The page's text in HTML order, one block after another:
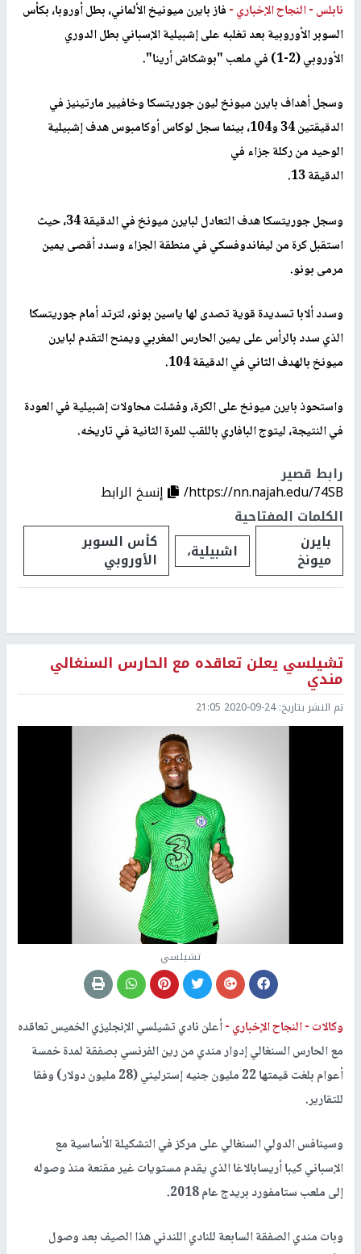
نابلس -النجاح الإخباري -فاز بايرن ميونيخ الألماني، بطل أوروبا، بكأس
السوبر الأوروبية بعد تغلبه على إشبيلية الإسباني بطل الدوري
الأوروبي (2-1) في ملعب "بوشكاش أرينا".
وسجل أهداف بايرن ميونخ ليون جوريتسكا وخافيير مارتينيز في
الدقيقتين 34 و104، بينما سجل لوكاس أوكامبوس هدف إشبيلية
الوحيد من ركلة جزاء في
الدقيقة 13.
وسجل جوريتسكا هدف التعادل لبايرن ميونخ في الدقيقة 34، حيث
استقبل كرة من ليفاندوفسكي في منطقة الجزاء وسدد أقصى يمين
مرمى بونو.
وسدد ألابا تسديدة قوية تصدى لها ياسين بونو، لترتد أمام جوريتسكا
الذي سدد بالرأس على يمين الحارس المغربي ويمنح التقدم لبايرن
ميونخ بالهدف الثاني في الدقيقة 104.
واستحوذ بايرن ميونخ على الكرة، وفشلت محاولات إشبيلية في العودة
في النتيجة، ليتوج البافاري باللقب للمرة الثانية في تاريخه.
رابط قصير
https://nn.najah.edu/74SB/
إنسخ الرابط
الكلمات المفتاحية
بايرن
ميونخ اشبيلية، كأس السوبر
الأوروبي
تشيلسي يعلن تعاقده مع الحارس السنغالي
مندي
تم النشر بتاريخ:2020-09-24 21:05
تشيلسي
وكالات -النجاح الإخباري -أعلن نادي تشيلسي الإنجليزي الخميس تعاقده
مع الحارس السنغالي إدوار مندي من رين الفرنسي بصفقة لمدة خمسة
أعوام بلغت قيمتها 22 مليون جنيه إسترليني (28 مليون دولار) وفقا
للتقارير.
وسينافس الدولي السنغالي على مركز في التشكيلة الأساسية مع
الإسباني كيبا أريسابالاغا الذي يقدم مستويات غير مقنعة منذ وصوله
إلى ملعب ستامفورد بريدج عام 2018.
وبات مندي الصفقة السابعة للنادي اللندني هذا الصيف بعد وصول